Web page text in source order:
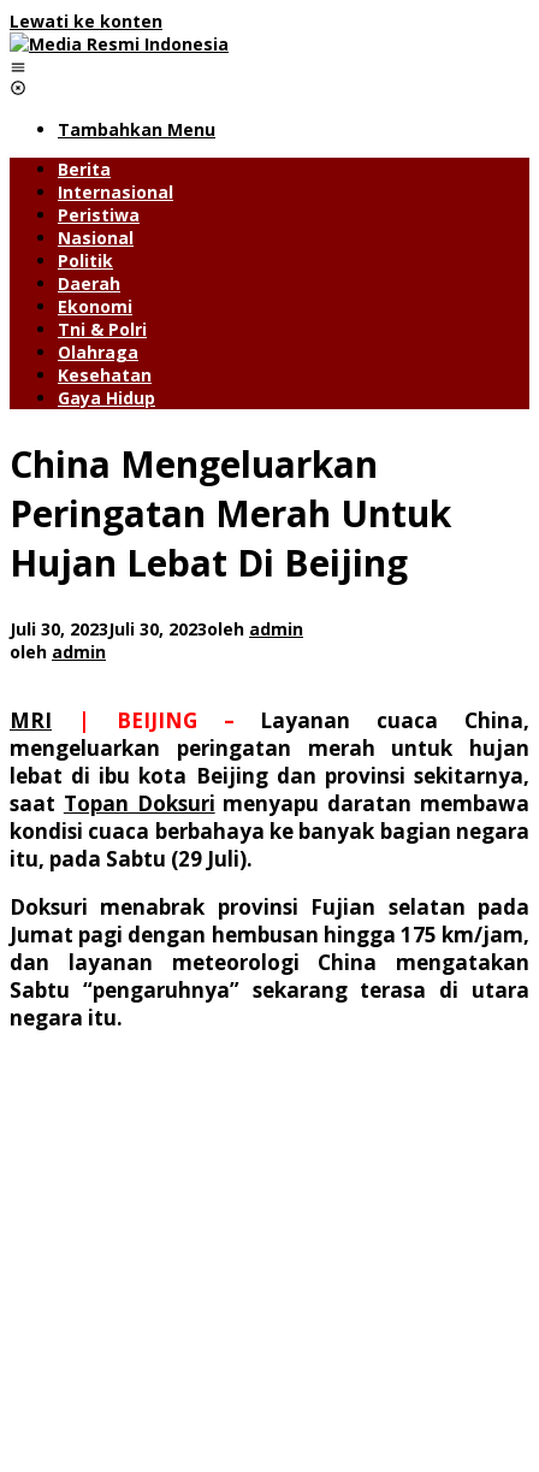
Lewati ke konten
Tambahkan Menu
Berita
Internasional
Peristiwa
Nasional
Politik
Daerah
Ekonomi
Tni & Polri
Olahraga
Kesehatan
Gaya Hidup
China Mengeluarkan
Peringatan Merah Untuk
Hujan Lebat Di Beijing
Juli 30, 2023Juli 30, 2023oleh admin
oleh admin
MRI | BEIJING – Layanan cuaca China,
mengeluarkan peringatan merah untuk hujan
lebat di ibu kota Beijing dan provinsi sekitarnya,
saat Topan Doksuri menyapu daratan membawa
kondisi cuaca berbahaya ke banyak bagian negara
itu, pada Sabtu (29 Juli).
Doksuri menabrak provinsi Fujian selatan pada
Jumat pagi dengan hembusan hingga 175 km/jam,
dan layanan meteorologi China mengatakan
Sabtu “pengaruhnya” sekarang terasa di utara
negara itu.